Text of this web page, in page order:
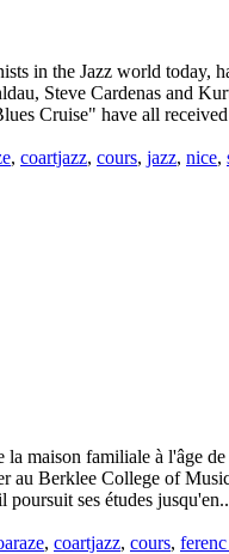
in the Jazz world today,
Steve Cardenas and
Cruise" have all received
, coartjazz, cours, jazz, nice,
maison familiale à l'âge
au Berklee College of
ses études
, coartjazz, cours,